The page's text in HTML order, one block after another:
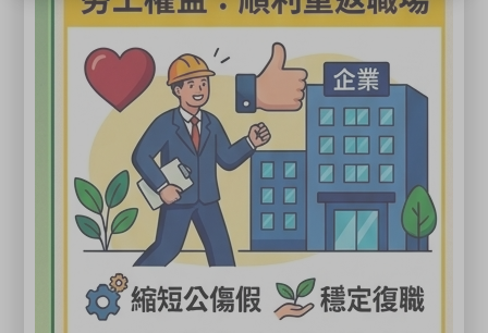
●最新推出移工初訓課程《高空工作
車》、《堆高機操作》、
學術科課程皆有翻譯人員隨班上課
●本會辦理「企業專班及包班」服務，歡迎諮詢03-
4930034專線！